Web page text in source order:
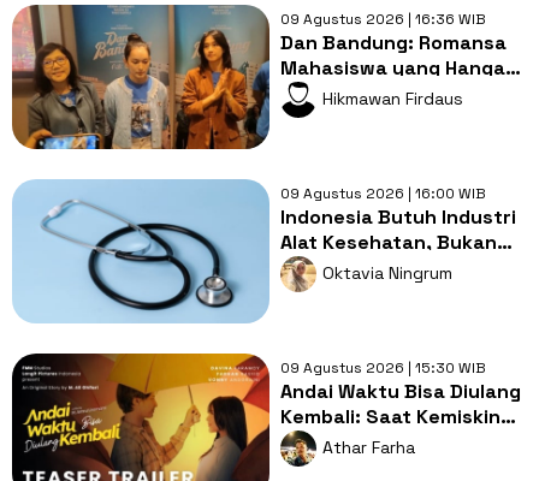
09 Agustus 2026 | 16:36 WIB
Dan Bandung: Romansa
Mahasiswa yang Hangat
dengan Bumbu
Persahabatan yang
Hikmawan Firdaus
09 Agustus 2026 | 16:00 WIB
Indonesia Butuh Industri
Alat Kesehatan, Bukan
Sekadar Pasar Impor
Oktavia Ningrum
09 Agustus 2026 | 15:30 WIB
Andai Waktu Bisa Diulang
Kembali: Saat Kemiskinan
Merampas Kebebasan
Cinta
Athar Farha